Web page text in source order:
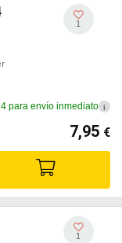
1
para envío inmediato i
7,95 €
1